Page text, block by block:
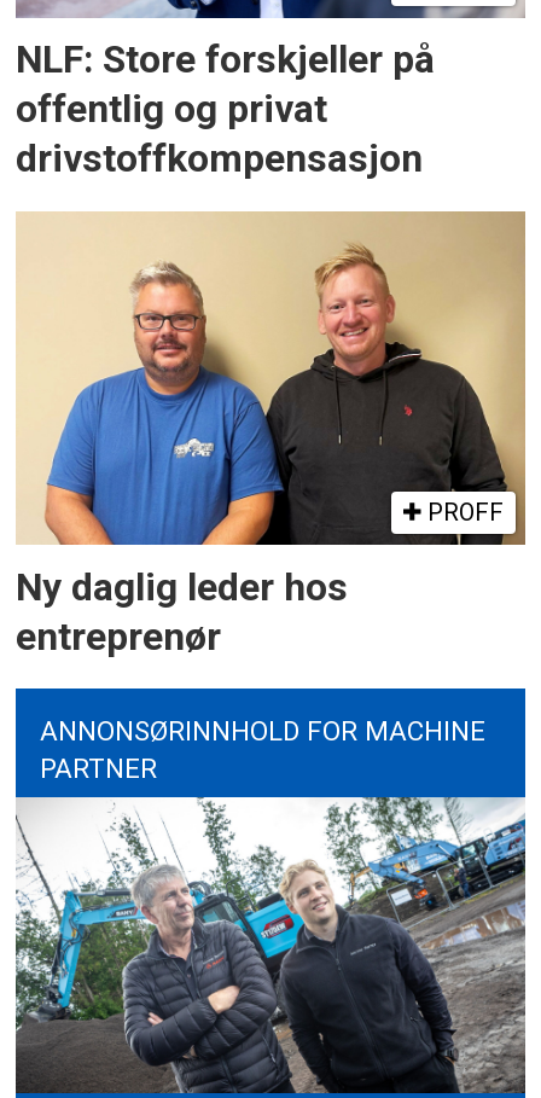
NLF: Store forskjeller på
offentlig og privat
drivstoffkompensasjon
PROFF
Ny daglig leder hos
entreprenør
ANNONSØRINNHOLD FOR MACHINE
PARTNER